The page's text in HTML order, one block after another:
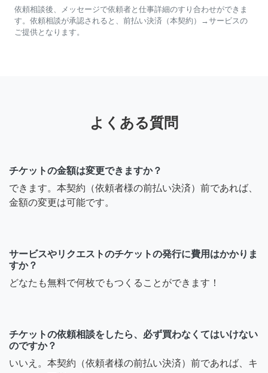
依頼相談後、メッセージで依頼者と仕事詳細のすり合わせができま
す。依頼相談が承認されると、前払い決済（本契約）→サービスの
ご提供となります。
よくある質問
チケットの金額は変更できますか？
できます。本契約（依頼者様の前払い決済）前であれば、
金額の変更は可能です。
サービスやリクエストのチケットの発行に費用はかかりま
すか？
どなたも無料で何枚でもつくることができます！
チケットの依頼相談をしたら、必ず買わなくてはいけない
のですか？
いいえ。本契約（依頼者様の前払い決済）前であれば、キ